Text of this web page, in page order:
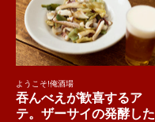
ようこそ!俺酒場
吞んべえが歓喜するア
テ。ザーサイの発酵した